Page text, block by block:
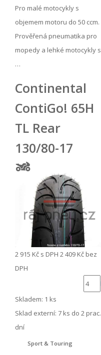
Pro malé motocykly s
objemem motoru do 50 ccm.
Prověřená pneumatika pro
mopedy a lehké motocykly s
…
Continental
ContiGo! 65H
TL Rear
130/80-17
2 915 Kč s DPH 2 409 Kč bez
DPH
Skladem: 1 ks
Sklad externí: 7 ks do 2 prac.
dní
Sport & Touring